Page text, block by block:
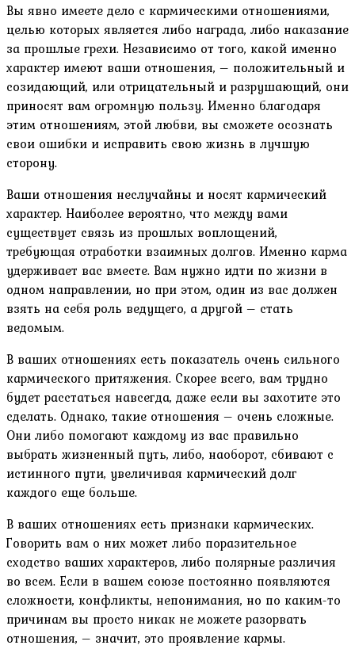
Вы явно имеете дело с кармическими отношениями,
целью которых является либо награда, либо наказание
за прошлые грехи. Независимо от того, какой именно
характер имеют ваши отношения, – положительный и
созидающий, или отрицательный и разрушающий, они
приносят вам огромную пользу. Именно благодаря
этим отношениям, этой любви, вы сможете осознать
свои ошибки и исправить свою жизнь в лучшую
сторону.
Ваши отношения неслучайны и носят кармический
характер. Наиболее вероятно, что между вами
существует связь из прошлых воплощений,
требующая отработки взаимных долгов. Именно карма
удерживает вас вместе. Вам нужно идти по жизни в
одном направлении, но при этом, один из вас должен
взять на себя роль ведущего, а другой – стать
ведомым.
В ваших отношениях есть показатель очень сильного
кармического притяжения. Скорее всего, вам трудно
будет расстаться навсегда, даже если вы захотите это
сделать. Однако, такие отношения – очень сложные.
Они либо помогают каждому из вас правильно
выбрать жизненный путь, либо, наоборот, сбивают с
истинного пути, увеличивая кармический долг
каждого еще больше.
В ваших отношениях есть признаки кармических.
Говорить вам о них может либо поразительное
сходство ваших характеров, либо полярные различия
во всем. Если в вашем союзе постоянно появляются
сложности, конфликты, непонимания, но по каким-то
причинам вы просто никак не можете разорвать
отношения, – значит, это проявление кармы.